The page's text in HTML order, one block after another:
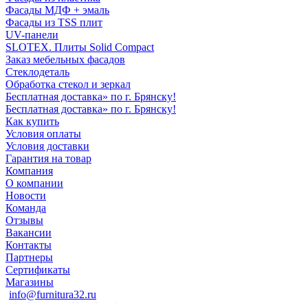
Фасады МДФ + эмаль
Фасады из TSS плит
UV-панели
SLOTEX. Плиты Solid Compact
Заказ мебельных фасадов
Стеклодеталь
Обработка стекол и зеркал
Бесплатная доставка» по г. Брянску!
Бесплатная доставка» по г. Брянску!
Как купить
Условия оплаты
Условия доставки
Гарантия на товар
Компания
О компании
Новости
Команда
Отзывы
Вакансии
Контакты
Партнеры
Сертификаты
Магазины
info@furnitura32.ru